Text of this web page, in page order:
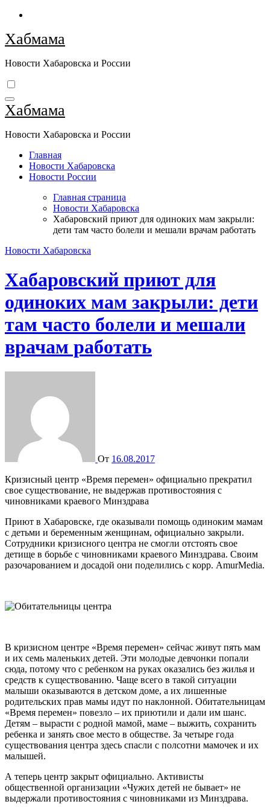
Перейти
содержимому
Хабмама
Новости Хабаровска и России
Хабмама
Новости Хабаровска и России
Главная
Новости Хабаровска
Новости России
Главная страница
Новости Хабаровска
Хабаровский приют для одиноких мам закрыли:
дети там часто болели и мешали врачам работать
Новости Хабаровска
Хабаровский приют для
одиноких мам закрыли: дети
там часто болели и мешали
врачам работать
От 16.08.2017
Кризисный центр «Время перемен» официально прекратил
свое существование, не выдержав противостояния с
чиновниками краевого Минздрава
Приют в Хабаровске, где оказывали помощь одиноким мамам
с детьми и беременным женщинам, официально закрыли.
Сотрудники кризисного центра не смогли отстоять свое
детище в борьбе с чиновниками краевого Минздрава. Своим
разочарованием и досадой они поделились с корр. AmurMedia.
В кризисном центре «Время перемен» сейчас живут пять мам
и их семь маленьких детей. Эти молодые девчонки попали
сюда, потому что с ребенком на руках оказались без жилья и
средств к существованию. Чаще всего в такой ситуации
малыши оказываются в детском доме, а их лишенные
родительских прав мамы идут по наклонной. Обитательницам
«Время перемен» повезло – их приютили и дали им шанс.
Детям – вырасти с родной мамой, маме – выжить, сохранить
ребенка и занять свое место в обществе. За четыре года
существования центра здесь спасли с полсотни мамочек и их
малышей.
А теперь центр закрыт официально. Активисты
общественной организации «Чужих детей не бывает» не
выдержали противостояния с чиновниками из Минздрава.